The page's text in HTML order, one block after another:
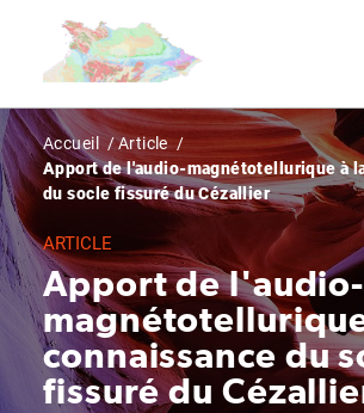
contenu
Fil
d'Ariane
Accueil
Article
Apport de l'audio-magnétotellurique à
du socle fissuré du Cézallier
ARTICLE
Apport de l'audio-
connaissance du
fissuré du